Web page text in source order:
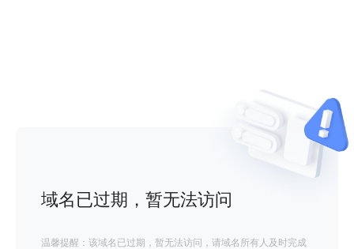
域名已过期，暂无法访问
温馨提醒：该域名已过期，暂无法访问，请域名所有人及时完成